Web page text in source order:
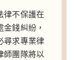
律不保護在
錢糾紛，
尋求專業律
師團隊將以